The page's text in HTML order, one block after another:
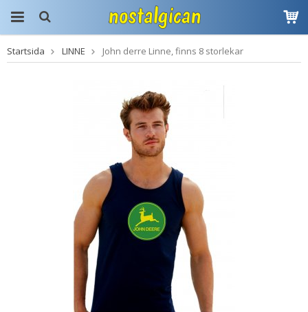
Produkten har blivit
tillagd i varukorgen
Startsida LINNE John derre Linne, finns 8 storlekar